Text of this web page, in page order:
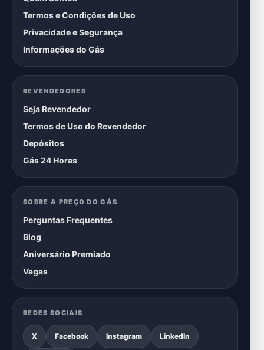
Termos e Condições de Uso
Privacidade e Segurança
Informações do Gás
REVENDEDORES
Seja Revendedor
Termos de Uso do Revendedor
Depósitos
Gás 24 Horas
SOBRE A PREÇO DO GÁS
Perguntas Frequentes
Blog
Aniversário Premiado
Vagas
REDES SOCIAIS
X Facebook Instagram LinkedIn